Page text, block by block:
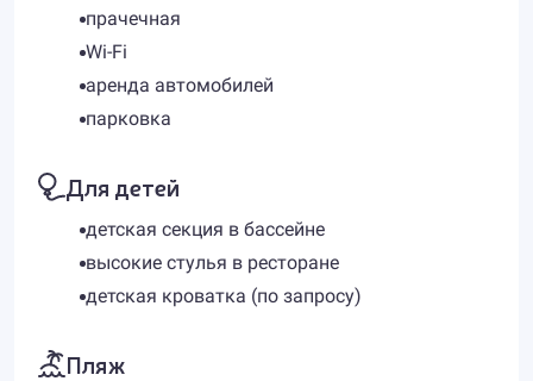
прачечная
Wi-Fi
аренда автомобилей
парковка
Для детей
детская секция в бассейне
высокие стулья в ресторане
детская кроватка (по запросу)
Пляж